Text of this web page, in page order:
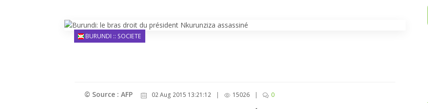
BURUNDI :: SOCIETE
© Source : AFP 02 Aug 2015 13:21:12 | 15026 | 0